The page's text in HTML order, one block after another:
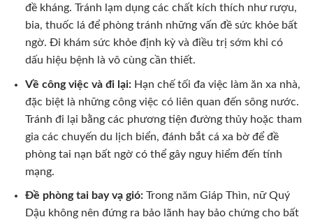
đề kháng. Tránh lạm dụng các chất kích thích như rượu,
bia, thuốc lá để phòng tránh những vấn đề sức khỏe bất
ngờ. Đi khám sức khỏe định kỳ và điều trị sớm khi có
dấu hiệu bệnh là vô cùng cần thiết.
Về công việc và đi lại:Hạn chế tối đa việc làm ăn xa nhà,
đặc biệt là những công việc có liên quan đến sông nước.
Tránh đi lại bằng các phương tiện đường thủy hoặc tham
gia các chuyến du lịch biển, đánh bắt cá xa bờ để đề
phòng tai nạn bất ngờ có thể gây nguy hiểm đến tính
mạng.
Đề phòng tai bay vạ gió:Trong năm Giáp Thìn, nữ Quý
Dậu không nên đứng ra bảo lãnh hay bảo chứng cho bất